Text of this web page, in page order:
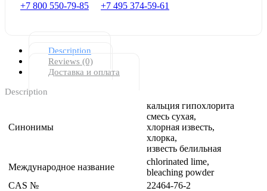
+7 800 550-79-85 +7 495 374-59-61
Description
Reviews (0)
Доставка и оплата
Description
Синонимы
кальция гипохлорита
смесь сухая,
хлорная известь,
хлорка,
известь белильная
Международное название
chlorinated lime,
bleaching powder
CAS №
22464-76-2